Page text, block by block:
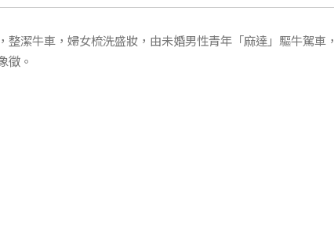
潔牛車，婦女梳洗盛妝，由未婚男性青年「麻達」驅牛駕車，
徵。